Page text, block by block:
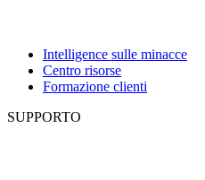
Intelligence sulle minacce
Centro risorse
Formazione clienti
SUPPORTO